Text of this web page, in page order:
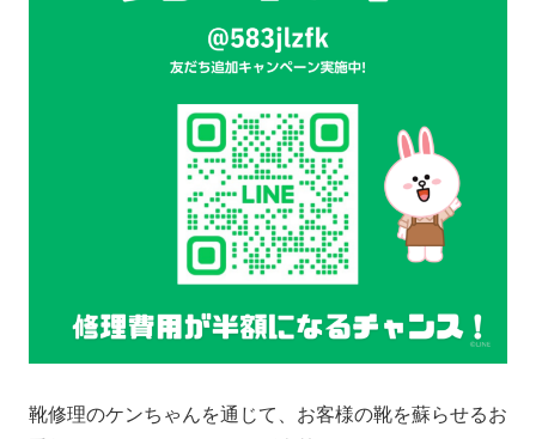
靴修理のケンちゃんを通じて、お客様の靴を蘇らせるお